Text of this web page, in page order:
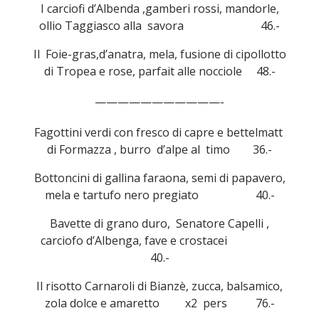
I carciofi d’Albenda ,gamberi rossi, mandorle,
ollio Taggiasco alla savora 46.-
Il Foie-gras,d’anatra, mela, fusione di cipollotto
di Tropea e rose, parfait alle nocciole 48.-
———————————-
Fagottini verdi con fresco di capre e bettelmatt
di Formazza , burro d’alpe al timo 36.-
Bottoncini di gallina faraona, semi di papavero,
mela e tartufo nero pregiato 40.-
Bavette di grano duro, Senatore Capelli ,
carciofo d’Albenga, fave e crostacei
40.-
Il risotto Carnaroli di Bianzè, zucca, balsamico,
zola dolce e amaretto x2 pers 76.-